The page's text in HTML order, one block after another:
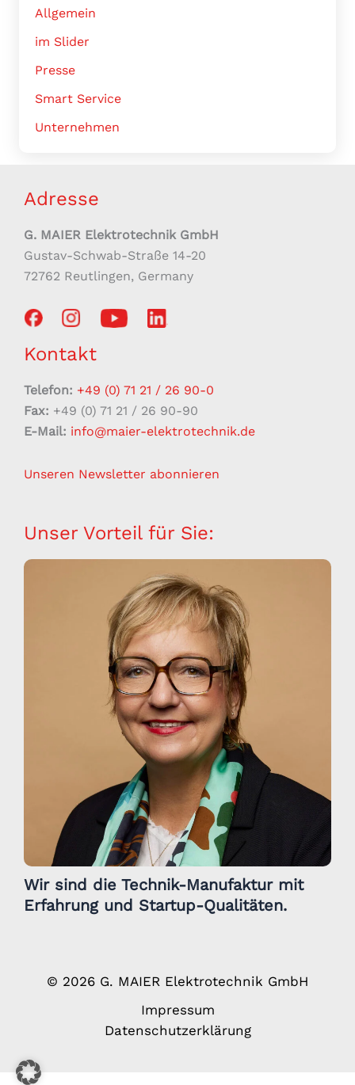
Allgemein
im Slider
Presse
Smart Service
Unternehmen
Adresse
G. MAIER Elektrotechnik GmbH
Gustav-Schwab-Straße 14-20
72762 Reutlingen, Germany
Kontakt
Telefon: +49 (0) 71 21 / 26 90-0
Fax: +49 (0) 71 21 / 26 90-90
E-Mail: info@maier-elektrotechnik.de
Unseren Newsletter abonnieren
Unser Vorteil für Sie:
Wir sind die Technik-Manufaktur mit
Erfahrung und Startup-Qualitäten.
© 2026 G. MAIER Elektrotechnik GmbH
Impressum
Datenschutzerklärung